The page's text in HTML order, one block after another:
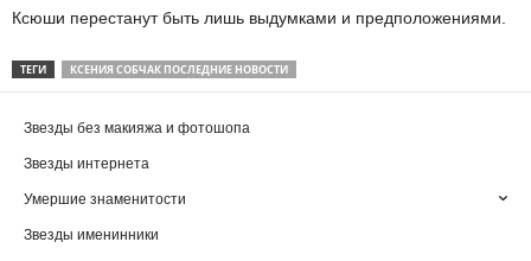
Ксюши перестанут быть лишь выдумками и предположениями.
ТЕГИ КСЕНИЯ СОБЧАК ПОСЛЕДНИЕ НОВОСТИ
Звезды без макияжа и фотошопа
Звезды интернета
Умершие знаменитости
Звезды именинники